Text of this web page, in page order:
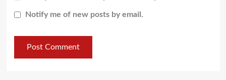
Notify me of new posts by email.